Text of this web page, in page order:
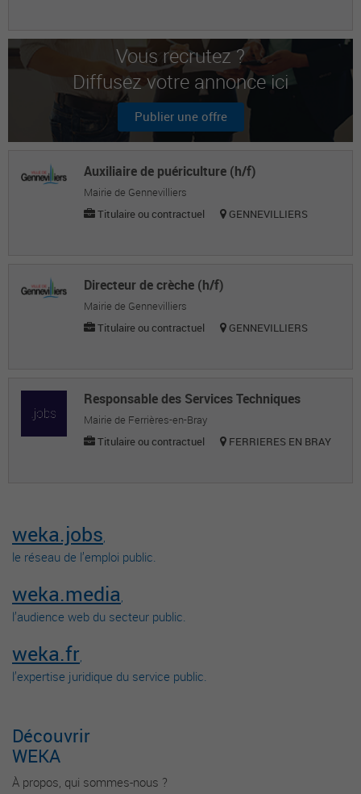
Stéphane B.
Cabinet cbm audit & conseil - secteur public
Rachel D.
Assistante de direction
Chef de projets
Vous recrutez ?
Diffusez votre annonce ici
Publier une offre
Auxiliaire de puériculture (h/f)
Mairie de Gennevilliers
Titulaire ou contractuel
GENNEVILLIERS
Directeur de crèche (h/f)
Mairie de Gennevilliers
Titulaire ou contractuel
GENNEVILLIERS
Responsable des Services Techniques
Mairie de Ferrières-en-Bray
Titulaire ou contractuel
FERRIERES EN BRAY
weka.jobs,
le réseau de l’emploi public.
weka.media,
l’audience web du secteur public.
weka.fr,
l’expertise juridique du service public.
Découvrir
WEKA
À propos, qui sommes-nous ?